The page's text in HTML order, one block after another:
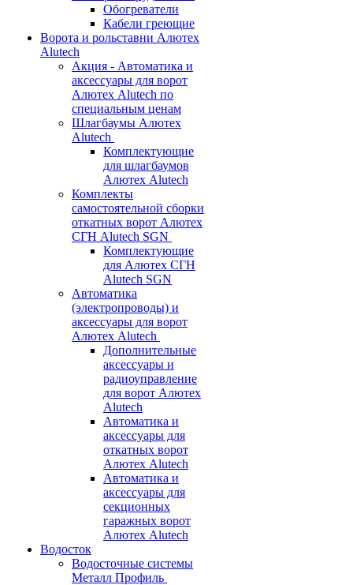
Обогреватели
Кабели греющие
Ворота и рольставни Алютех
Alutech
Акция - Автоматика и
аксессуары для ворот
Алютех Alutech по
специальным ценам
Шлагбаумы Алютех
Alutech
Комплектующие
для шлагбаумов
Алютех Alutech
Комплекты
самостоятельной сборки
откатных ворот Алютех
СГН Alutech SGN
Комплектующие
для Алютех СГН
Alutech SGN
Автоматика
(электропроводы) и
аксессуары для ворот
Алютех Alutech
Дополнительные
аксессуары и
радиоуправление
для ворот Алютех
Alutech
Автоматика и
аксессуары для
откатных ворот
Алютех Alutech
Автоматика и
аксессуары для
секционных
гаражных ворот
Алютех Alutech
Водосток
Водосточные системы
Металл Профиль